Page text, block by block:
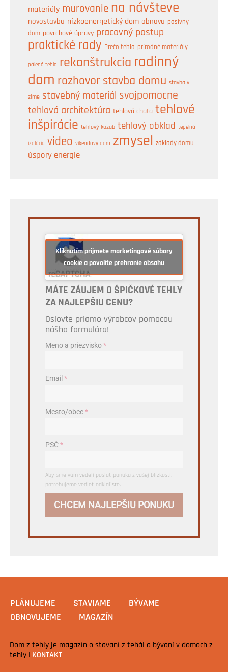
materiály murovanie na návšteve
novostavba nízkoenergetický dom obnova pasívny
dom povrchové úpravy pracovný postup
praktické rady Prečo tehla prírodné materiály
pálená tehla rekonštrukcia rodinný
dom rozhovor stavba domu stavba v
zime stavebný materiál svojpomocne
tehlová architektúra tehlová chata tehlové
inšpirácie tehlový kozub tehlový obklad tepelná
izolácia video víkendový dom zmysel základy domu
úspory energie
Kliknutím prijmete marketingové súbory
cookie a povolíte prehranie obsahu
MÁTE ZÁUJEM O ŠPIČKOVÉ TEHLY
ZA NAJLEPŠIU CENU?
Oslovte priamo výrobcov pomocou
nášho formulára!
Meno a priezvisko*
Email *
Mesto/obec*
PSČ*
Aby sme vám vedeli poslať ponuku z vašej blízkosti,
potrebujeme vedieť odkiaľ ste.
CHCEM NAJLEPŠIU PONUKU
PLÁNUJEME STAVIAME
BÝVAME
OBNOVUJEME
MAGAZÍN
Dom z tehly je magazín o stavaní z tehál a bývaní v domoch z
tehly |
KONTAKT